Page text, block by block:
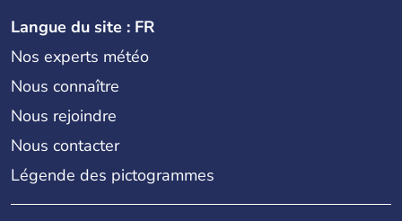
Langue du site : FR
Nos experts météo
Nous connaître
Nous rejoindre
Nous contacter
Légende des pictogrammes